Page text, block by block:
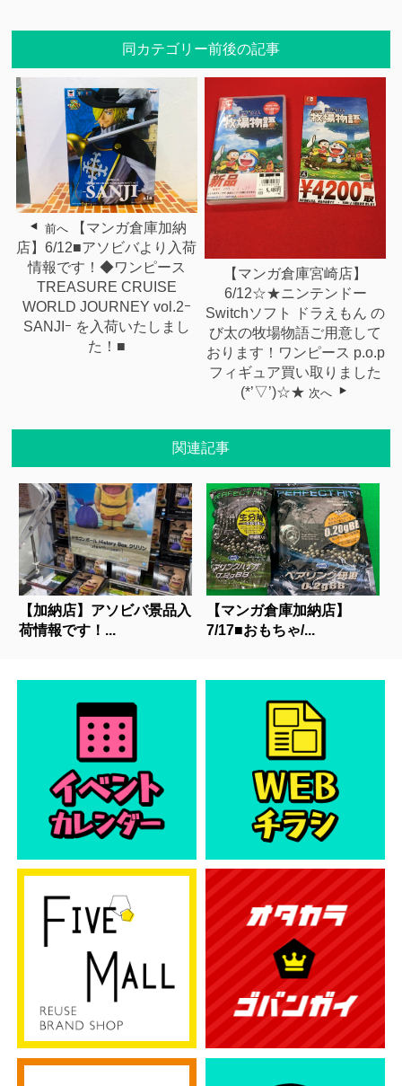
同カテゴリー前後の記事
前へ
【マンガ倉庫加納
店】6/12■アソビバより入荷
情報です！◆ワンピース
TREASURE CRUISE
WORLD JOURNEY vol.2ｰ
SANJIｰ を入荷いたしまし
た！■
【マンガ倉庫宮崎店】
6/12☆★ニンテンドー
Switchソフト ドラえもん の
び太の牧場物語ご用意して
おります！ワンピース p.o.p
フィギュア買い取りました
(*’▽’)☆★ 次へ
関連記事
【加納店】アソビバ景品入
荷情報です！...
【マンガ倉庫加納店】
7/17■おもちゃ/...